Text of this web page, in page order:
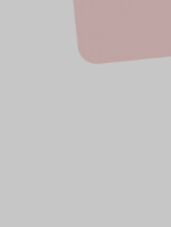
PIÈCES DÉTACHÉES
CAFÉ BIO
EN SACHETS
EN DOSETTES
ARTS DE LA TABLE
POUR GRIGNOTER
LA MARQUE